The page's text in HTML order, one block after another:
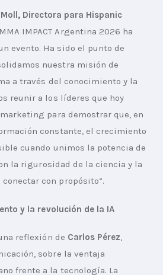
Directora para Hispanic
IMPACT Argentina 2026 ha
evento. Ha sido el punto de
nuestra misión de
a través del conocimiento y la
reunir a los líderes que hoy
para demostrar que, en
constante, el crecimiento
cuando unimos la potencia de
la rigurosidad de la ciencia y la
con propósito”.
y la revolución de la IA
reflexión de Carlos Pérez,
sobre la ventaja
frente a la tecnología. La